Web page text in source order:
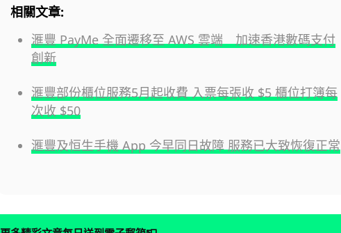
相關文章:
滙豐 PayMe 全面遷移至 AWS 雲端 加速香港數碼支付
創新
滙豐部份櫃位服務5月起收費 入票每張收 $5 櫃位打簿每
次收 $50
滙豐及恒生手機 App 今早同日故障 服務已大致恢復正常